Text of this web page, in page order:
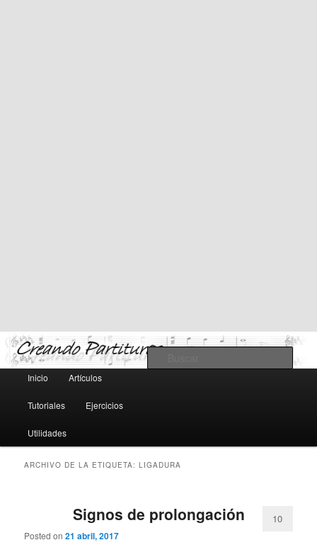
Teoría y notación musical, software y MIDI
Menú
Ir
al
contenido
principal
Ir
al
contenido
secundario
Inicio Artículos
Tutoriales Ejercicios
Utilidades
ARCHIVO DE LA ETIQUETA:LIGADURA
Signos de prolongación
Posted on21 abril, 2017
10